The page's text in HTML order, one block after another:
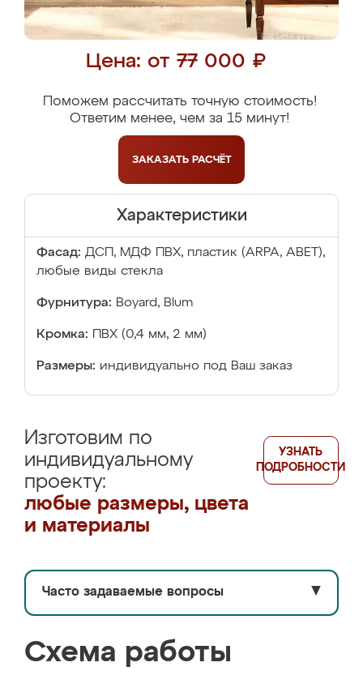
Цена: от 77 000 ₽
Поможем рассчитать точную стоимость!
Ответим менее, чем за 15 минут!
ЗАКАЗАТЬ РАСЧЁТ
Характеристики
Фасад: ДСП, МДФ ПВХ, пластик (ARPA, ABET),
любые виды стекла
Фурнитура: Boyard, Blum
Кромка: ПВХ (0,4 мм, 2 мм)
Размеры: индивидуально под Ваш заказ
Изготовим по
индивидуальному
проекту:
любые размеры, цвета
и материалы
УЗНАТЬ
ПОДРОБНОСТИ
Часто задаваемые вопросы ▼
Схема работы